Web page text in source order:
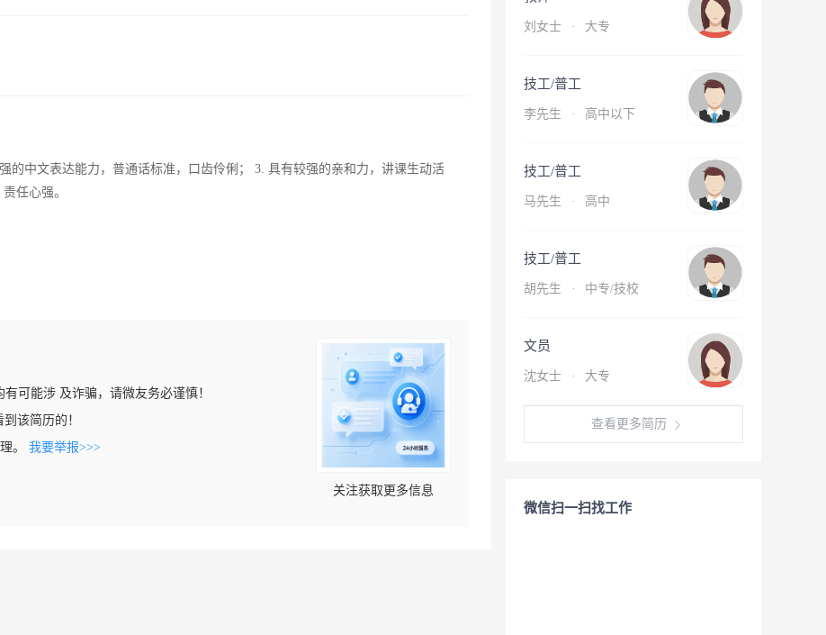
的中文表达能力，普通话标准，口齿伶俐； 3. 具有较强的亲和力，讲课生动活
任心强。
可能涉 及诈骗，请微友务必谨慎！
该简历的！
。 我要举报>>>
关注获取更多信息
刘女士 · 大专
技工/普工
李先生 · 高中以下
技工/普工
马先生 · 高中
技工/普工
胡先生 · 中专/技校
文员
沈女士 · 大专
查看更多简历
微信扫一扫找工作